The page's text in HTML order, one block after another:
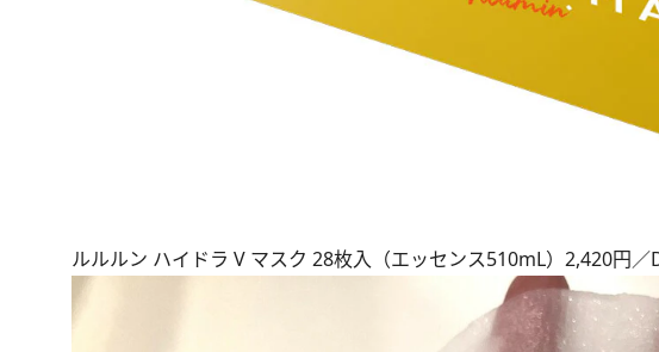
ルルルン ハイドラ V マスク 28枚入（エッセンス510mL）2,420円／